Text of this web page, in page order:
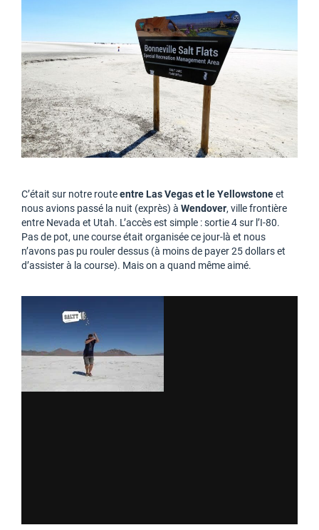
C’était sur notre routeentre Las Vegas et le Yellowstoneet
nous avions passé la nuit (exprès) à Wendover, ville frontière
entre Nevada et Utah. L’accès est simple : sortie 4 sur l’I-80.
Pas de pot, une course était organisée ce jour-là et nous
n’avons pas pu rouler dessus (à moins de payer 25 dollars et
d’assister à la course). Mais on a quand même aimé.